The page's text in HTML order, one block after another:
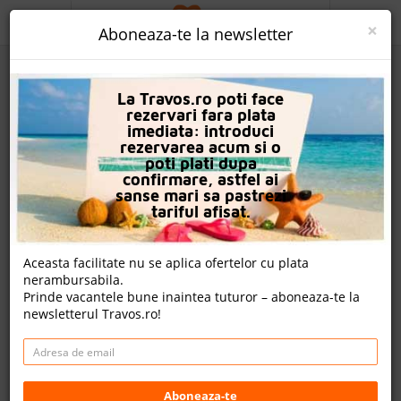
Gravity Hotel & Aqua Park Hurghada
Nota
8.7 8.2
1957
evaluari
9.1
222
evaluari
2409
evaluari
7 review-uri , nota Travos: 8.5
Hurghada Promenade, 84511 Hurghada, Egipt
PROMO
CAUTA REZERVARE
OFERTA PERSONALIZATA
DESPRE NOI
LOGIN
CAZARE
CHARTER AVION
CAZARE + AUTOCAR
CONTACT
×
Aboneaza-te la newsletter
La Travos.ro poti face
rezervari fara plata
imediata: introduci
rezervarea acum si o
poti plati dupa
confirmare, astfel ai
sanse mari sa pastrezi
tariful afisat.
Aceasta facilitate nu se aplica ofertelor cu plata
nerambursabila.
Prinde vacantele bune inaintea tuturor – aboneaza-te la
newsletterul Travos.ro!
Aboneaza-te